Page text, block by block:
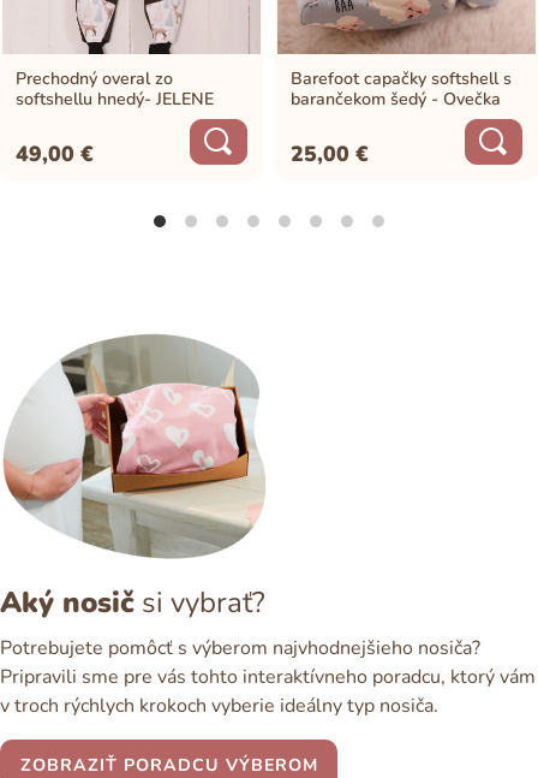
Prechodný overal zo
softshellu hnedý- JELENE
49,00€
Barefoot capačky softshell s
barančekom šedý - Ovečka
25,00€
Aký nosič si vybrať?
Potrebujete pomôcť s výberom najvhodnejšieho nosiča?
Pripravili sme pre vás tohto interaktívneho poradcu, ktorý vám
v troch rýchlych krokoch vyberie ideálny typ nosiča.
ZOBRAZIŤ PORADCU VÝBEROM